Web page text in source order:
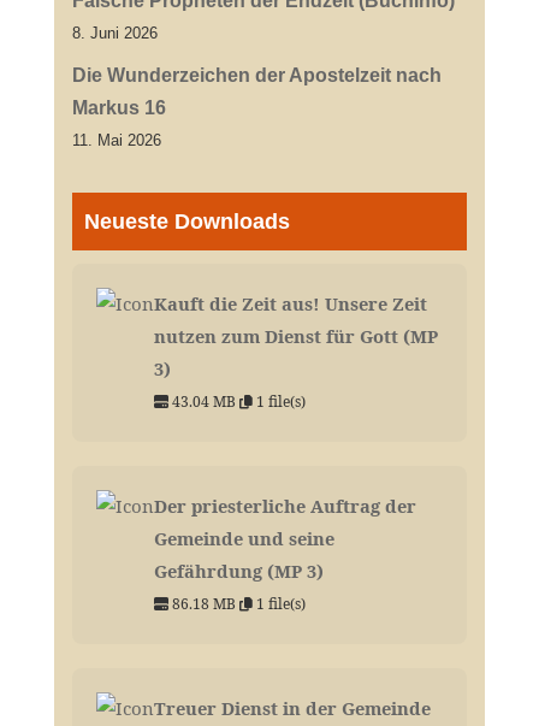
8. Juni 2026
Die Wunderzeichen der Apostelzeit nach
Markus 16
11. Mai 2026
Neueste Downloads
Kauft die Zeit aus! Unsere Zeit
nutzen zum Dienst für Gott (MP
3)
43.04 MB 1 file(s)
Der priesterliche Auftrag der
Gemeinde und seine
Gefährdung (MP 3)
86.18 MB 1 file(s)
Treuer Dienst in der Gemeinde